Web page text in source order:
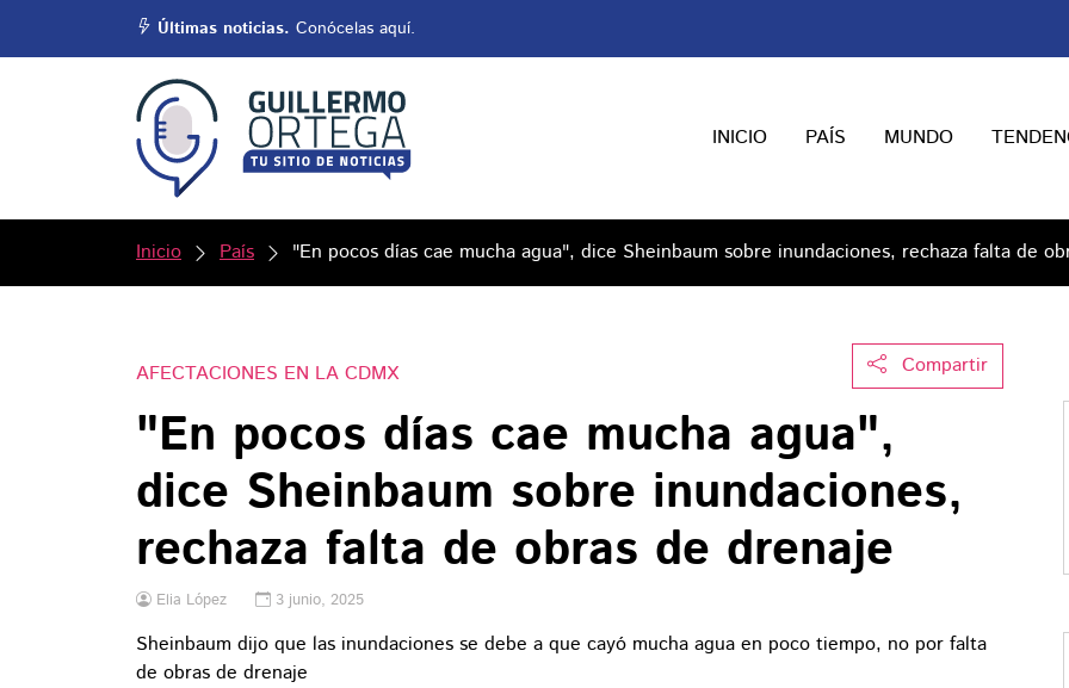
Últimas noticias. Conócelas aquí.
INICIO PAÍS MUNDO
Inicio País "En pocos días cae mucha agua", dice Sheinbaum sobre inundaciones, rechaza falta de
Compartir
AFECTACIONES EN LA CDMX
"En pocos días cae mucha agua",
dice Sheinbaum sobre inundaciones,
rechaza falta de obras de drenaje
Elia López 3 junio, 2025
Sheinbaum dijo que las inundaciones se debe a que cayó mucha agua en poco tiempo, no por falta
de obras de drenaje